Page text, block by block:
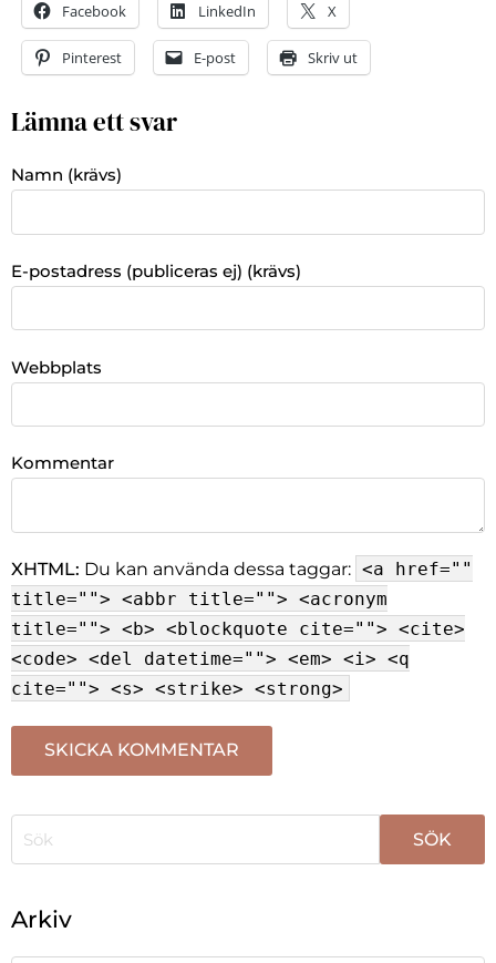
Facebook LinkedIn X
Pinterest E-post Skriv ut
Lämna ett svar
Namn (krävs)
E-postadress (publiceras ej) (krävs)
Webbplats
Kommentar
XHTML: Du kan använda dessa taggar: <a href=""
title=""> <abbr title=""> <acronym
title=""> <b> <blockquote cite=""> <cite>
<code> <del datetime=""> <em> <i> <q
cite=""> <s> <strike> <strong>
Arkiv